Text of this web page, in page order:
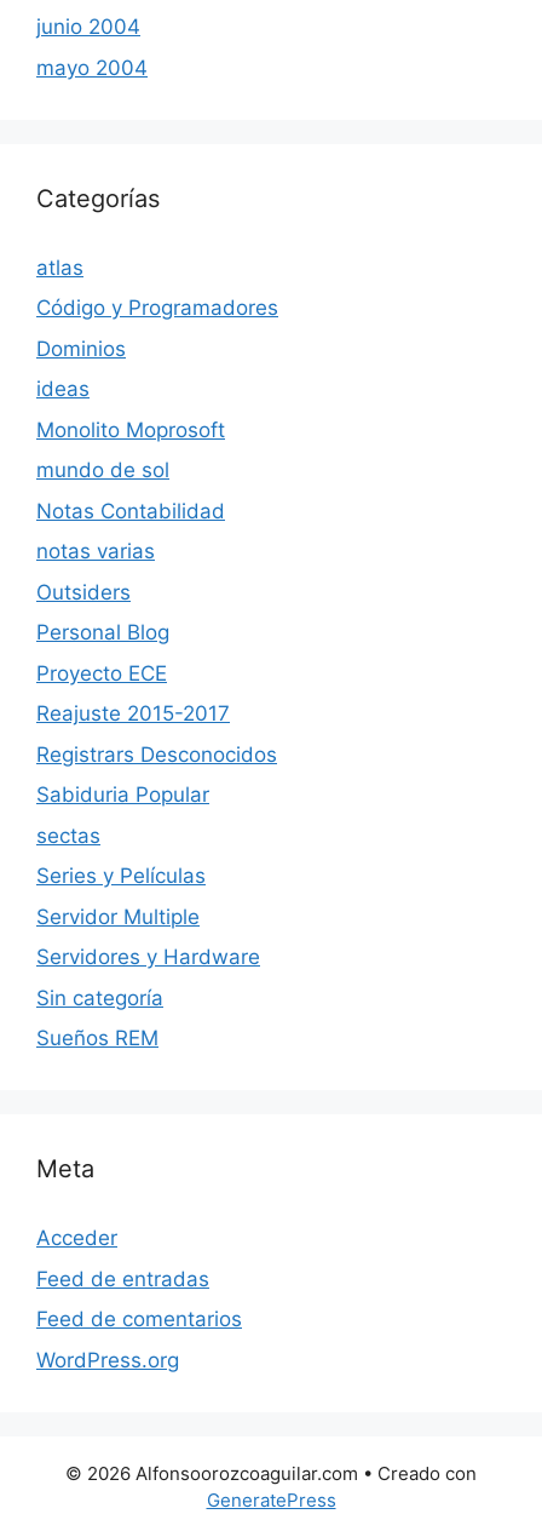
junio 2004
mayo 2004
Categorías
atlas
Código y Programadores
Dominios
ideas
Monolito Moprosoft
mundo de sol
Notas Contabilidad
notas varias
Outsiders
Personal Blog
Proyecto ECE
Reajuste 2015-2017
Registrars Desconocidos
Sabiduria Popular
sectas
Series y Películas
Servidor Multiple
Servidores y Hardware
Sin categoría
Sueños REM
Meta
Acceder
Feed de entradas
Feed de comentarios
WordPress.org
© 2026 Alfonsoorozcoaguilar.com • Creado con
GeneratePress